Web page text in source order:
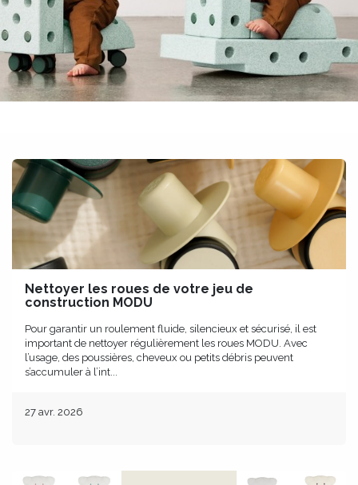
Nettoyer les roues de votre jeu de
construction MODU
Pour garantir un roulement fluide, silencieux et sécurisé, il est
important de nettoyer régulièrement les roues MODU. Avec
l’usage, des poussières, cheveux ou petits débris peuvent
s’accumuler à l’int...
27 avr. 2026